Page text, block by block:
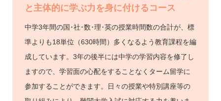
と主体的に学ぶ力を身に付けるコース
中学3年間の国･社･数･理･英の授業時間数の合計が、標
準よりも18単位（630時間）多くなるよう教育課程を編
成しています。3年の後半には中学の学習内容を修了し
ますので、学習面の心配をすることなくターム留学に
参加することができます。日々の授業や特別講座等の